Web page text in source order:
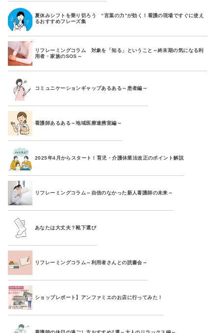
夏休みシフトを乗り切ろう “言葉の力”が効く！看護の現場ですぐに使え
るおすすめフレーズ集
リフレーミングコラム 対象を「知る」ということ～終末期の気になる利
用者・家族のSOS～
コミュニケーションギャップあるある～患者編～
看護師あるある～地域医療連携室編～
2025年4月からスタート！育児・介護休業法改正のポイント解説
リフレーミングコラム～自信のなかった新人看護師の未来～
あなたは大丈夫？靴下選び
リフレーミングコラム～利用者さんとの読書会～
ショップレポート】アンファミエのお店に行ってみた！